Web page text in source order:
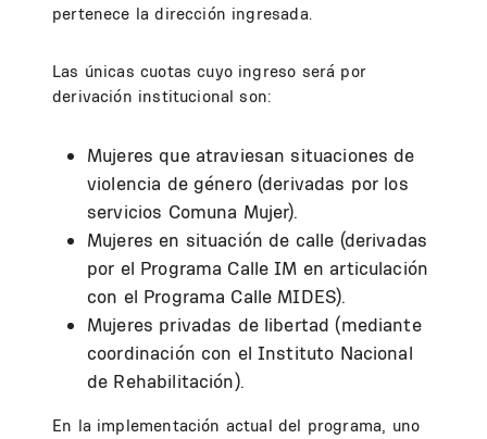
pertenece la dirección ingresada.
Las únicas cuotas cuyo ingreso será por
derivación institucional son:
Mujeres que atraviesan situaciones de
violencia de género (derivadas por los
servicios Comuna Mujer).
Mujeres en situación de calle (derivadas
por el Programa Calle IM en articulación
con el Programa Calle MIDES).
Mujeres privadas de libertad (mediante
coordinación con el Instituto Nacional
de Rehabilitación).
En la implementación actual del programa, uno